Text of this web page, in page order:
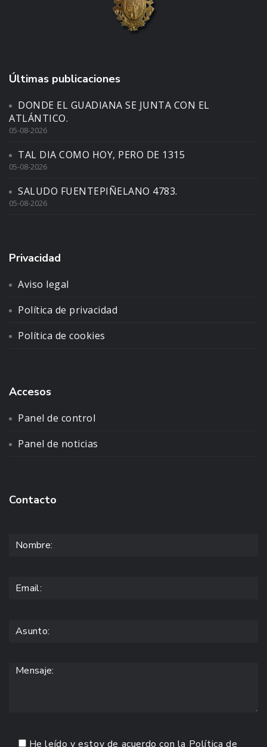
Últimas publicaciones
DONDE EL GUADIANA SE JUNTA CON EL
ATLÁNTICO.
05-08-2026
TAL DIA COMO HOY, PERO DE 1315
05-08-2026
SALUDO FUENTEPIÑELANO 4783.
05-08-2026
Privacidad
Aviso legal
Política de privacidad
Política de cookies
Accesos
Panel de control
Panel de noticias
Contacto
He leído y estoy de acuerdo con la Política de